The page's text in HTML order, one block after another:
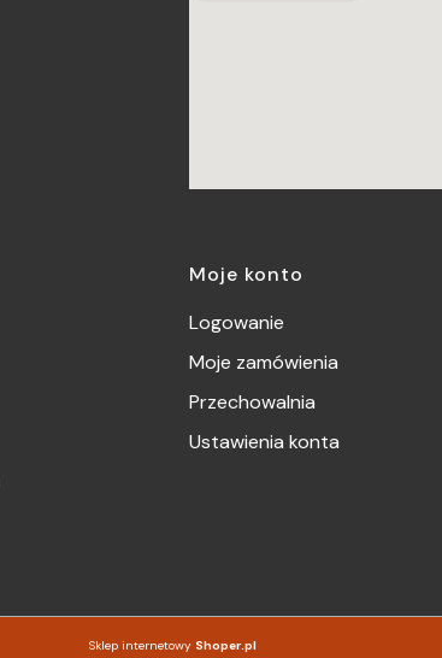
Moje konto
Logowanie
Moje zamówienia
Przechowalnia
Ustawienia konta
Sklep internetowy Shoper.pl